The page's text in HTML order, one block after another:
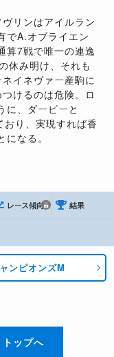
リンはアイルラン
でA.オブライエン
算7戦で唯一の連逸
休み明け、それも
イネヴァー産駒に
けるのは危険。ロ
に、ダービーと
り、実現すれば香
なる。
レース傾向 結果
ンピオンズM
ップへ